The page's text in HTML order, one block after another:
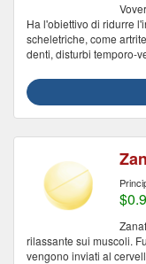
Ha l'obiettivo di ridurre
scheletriche, come
denti, disturbi temporo-
rilassante sui muscoli.
vengono inviati al